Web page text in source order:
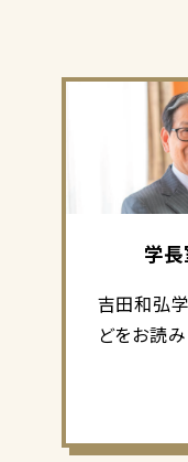
学長
吉田和弘
どをお読